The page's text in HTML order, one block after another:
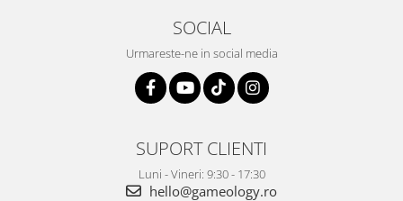
SOCIAL
Urmareste-ne in social media
SUPORT CLIENTI
Luni - Vineri: 9:30 - 17:30
hello@gameology.ro